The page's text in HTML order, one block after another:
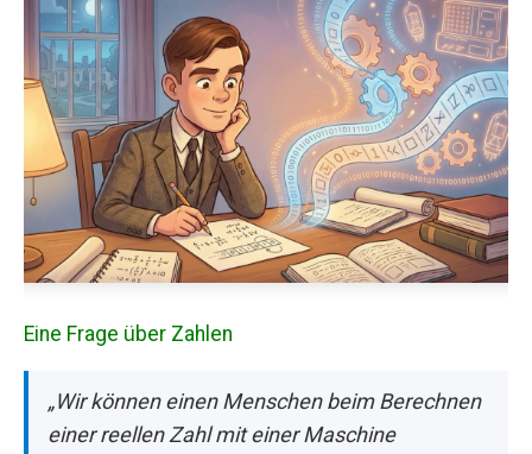
Eine Frage über Zahlen
„Wir können einen Menschen beim Berechnen
einer reellen Zahl mit einer Maschine